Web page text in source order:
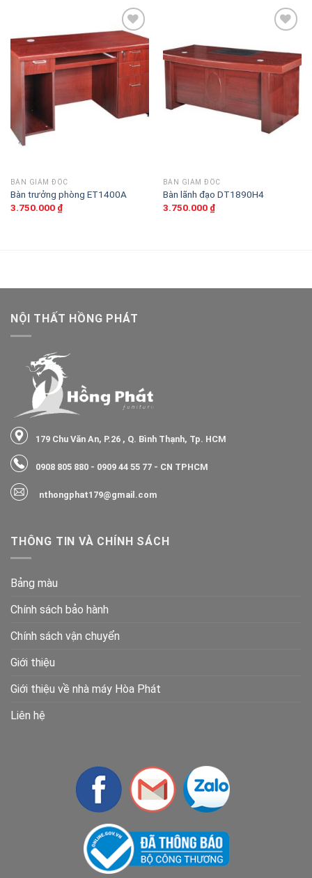
Thêm
vào
sản
phẩm
yêu
thích
BÀN GIÁM ĐỐC
Bàn trưởng phòng ET1400A
3.750.000 ₫
Thêm
sản
phẩm
yêu
BÀN GIÁM ĐỐC
Bàn lãnh đạo DT1890H4
3.750.000 ₫
NỘI THẤT HỒNG PHÁT
179 Chu Văn An, P.26 , Q. Bình Thạnh, Tp. HCM
0908 805 880 - 0909 44 55 77 - CN TPHCM
nthongphat179@gmail.com
THÔNG TIN VÀ CHÍNH SÁCH
Bảng màu
Chính sách bảo hành
Chính sách vận chuyển
Giới thiệu
Giới thiệu về nhà máy Hòa Phát
Liên hệ